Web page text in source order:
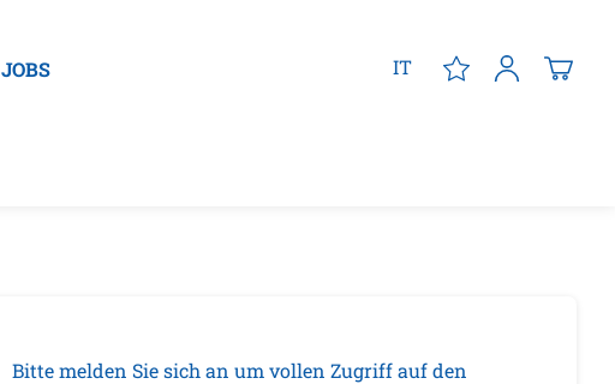
JOBS IT
Bitte melden Sie sich an um vollen Zugriff auf den